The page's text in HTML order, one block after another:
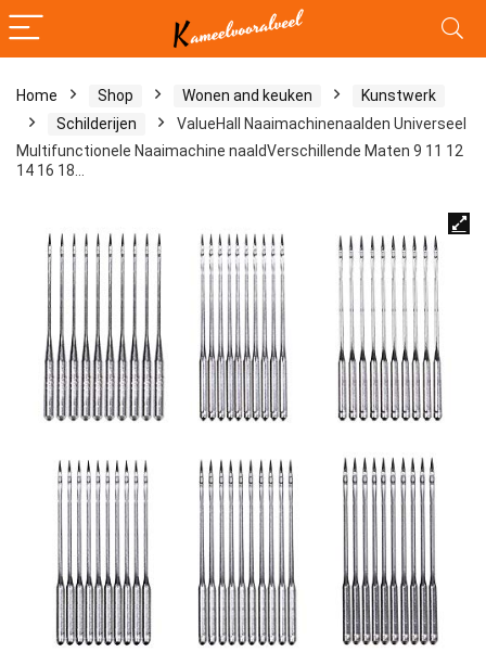
Home Shop Wonen and keuken
Kunstwerk
Schilderijen
ValueHall Naaimachinenaalden Universeel
Multifunctionele Naaimachine naaldVerschillende Maten 9 11 12
14 16 18…